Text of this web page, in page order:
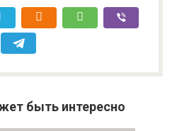
быть интересно